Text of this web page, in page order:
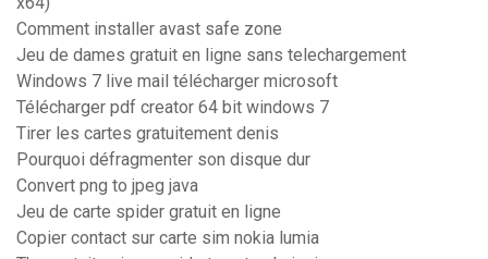
Comment installer avast safe zone
Jeu de dames gratuit en ligne sans telechargement
Windows 7 live mail télécharger microsoft
Télécharger pdf creator 64 bit windows 7
Tirer les cartes gratuitement denis
Pourquoi défragmenter son disque dur
Convert png to jpeg java
Jeu de carte spider gratuit en ligne
Copier contact sur carte sim nokia lumia